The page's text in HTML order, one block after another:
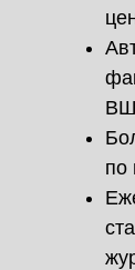
по